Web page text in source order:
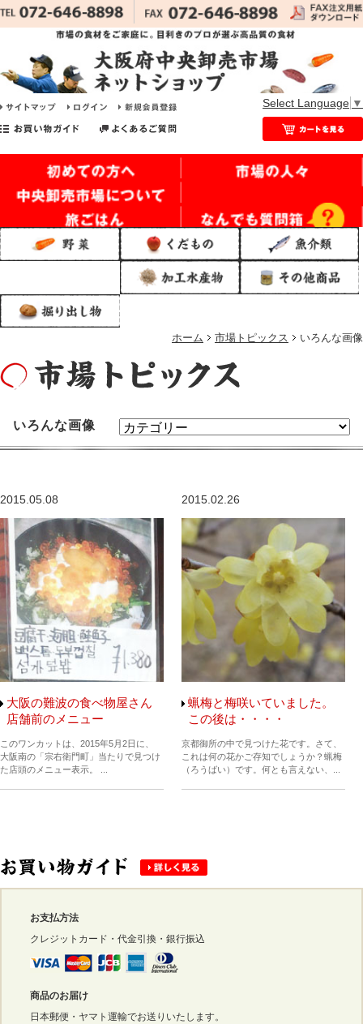
Select Language ▼
ホーム 市場トピックス いろんな画像
いろんな画像
2015.05.08
大阪の難波の食べ物屋さん
店舗前のメニュー
このワンカットは、2015年5月2日に、
大阪南の「宗右衛門町」当たりで見つけ
た店頭のメニュー表示。 ...
2015.02.26
蝋梅と梅咲いていました。
この後は・・・・
京都御所の中で見つけた花です。さて、
これは何の花かご存知でしょうか？蝋梅
（ろうばい）です。何とも言えない、...
お支払方法
クレジットカード・代金引換・銀行振込
商品のお届け
日本郵便・ヤマト運輸でお送りいたします。